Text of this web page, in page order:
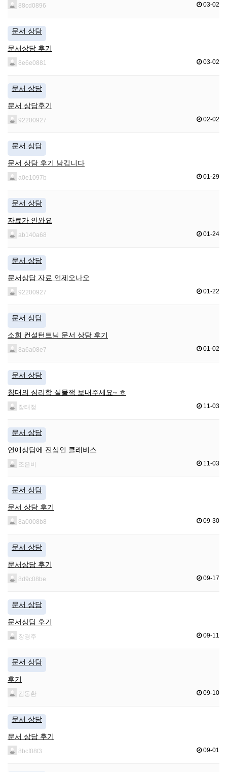
88cd0896 03-02
문서 상담
문서상담 후기
8e6e0881 03-02
문서 상담
문서 상담후기
92200927 02-02
문서 상담
문서 상담 후기 남깁니다
a0e1097b 01-29
문서 상담
자료가 안와요
ab140a68 01-24
문서 상담
문서상담 자료 언제오나오
92200927 01-22
문서 상담
소희 컨설턴트님 문서 상담 후기
8a6a08e7 01-02
문서 상담
침대의 심리학 실물책 보내주세요~ ㅎ
장태정 11-03
문서 상담
연애상담에 진심인 클래비스
조은비 11-03
문서 상담
문서 상담 후기
8a0008b8 09-30
문서 상담
문서상담 후기
8d9c08be 09-17
문서 상담
문서상담 후기
장경주 09-11
문서 상담
후기
김동환 09-10
문서 상담
문서 상담 후기
8bcf08f3 09-01